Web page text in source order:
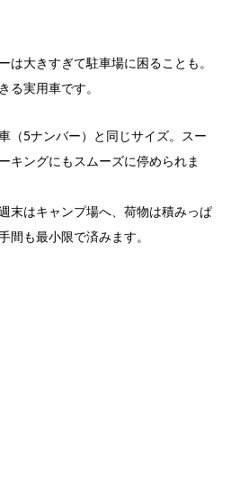
は大きすぎて駐車場に困ることも。
る実用車です。
（5ナンバー）と同じサイズ。スー
キングにもスムーズに停められま
末はキャンプ場へ、荷物は積みっぱ
間も最小限で済みます。